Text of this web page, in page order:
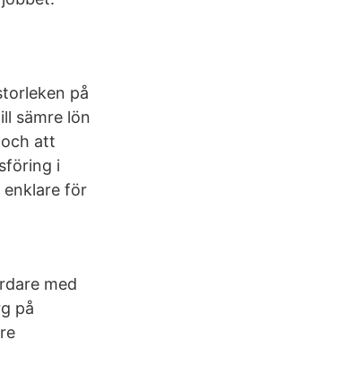
på
sämre lön
att
i
enklare för
med
på